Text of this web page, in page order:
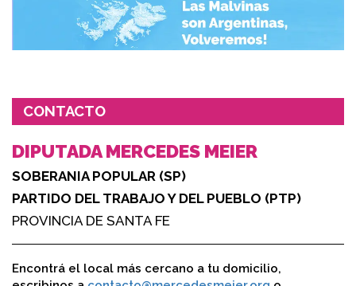
CONTACTO
DIPUTADA MERCEDES MEIER
SOBERANIA POPULAR (SP)
PARTIDO DEL TRABAJO Y DEL PUEBLO (PTP)
PROVINCIA DE SANTA FE
Encontrá el local más cercano a tu domicilio,